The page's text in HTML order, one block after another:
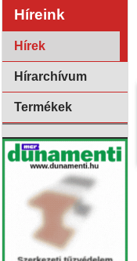
Híreink
Hírek
Hírarchívum
Termékek